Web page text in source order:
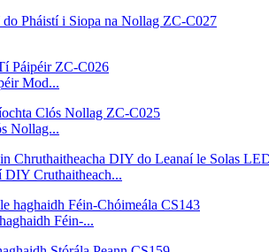
Mod...
Nollag...
DIY Cruthaitheach...
Féin-...